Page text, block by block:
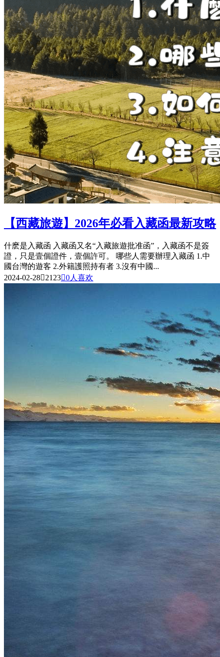
【西藏旅遊】2026年必看入藏函最新攻略
什麽是入藏函 入藏函又名“入藏旅遊批准函”，入藏函不是簽
證，只是壹個證件，壹個許可。 哪些人需要辦理入藏函 1.中
國台灣的遊客 2.外籍護照持有者 3.沒有中國...
2024-02-2821230人喜欢